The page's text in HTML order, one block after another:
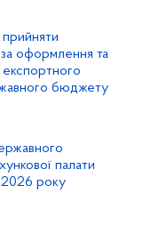
оформлення та
експортного
бюджету
палати
2026 року